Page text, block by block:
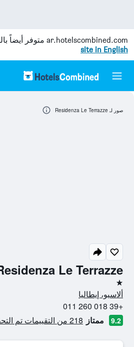
ar.hotelscombined.com متوفر أيضاً
site in English
Le Terrazze
نجمة واحدة
ألاسيو، إيطاليا
+39 018 260 011
9.2 ممتاز 218 من التقييمات تم التحقق منها
صور لـ Residenza Le Terrazze